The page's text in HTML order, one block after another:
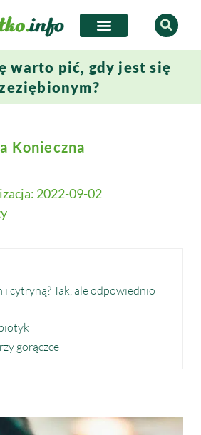
warto pić, gdy jest się
Konieczna
2022-09-02
cytryną? Tak, ale odpowiednio
gorączce